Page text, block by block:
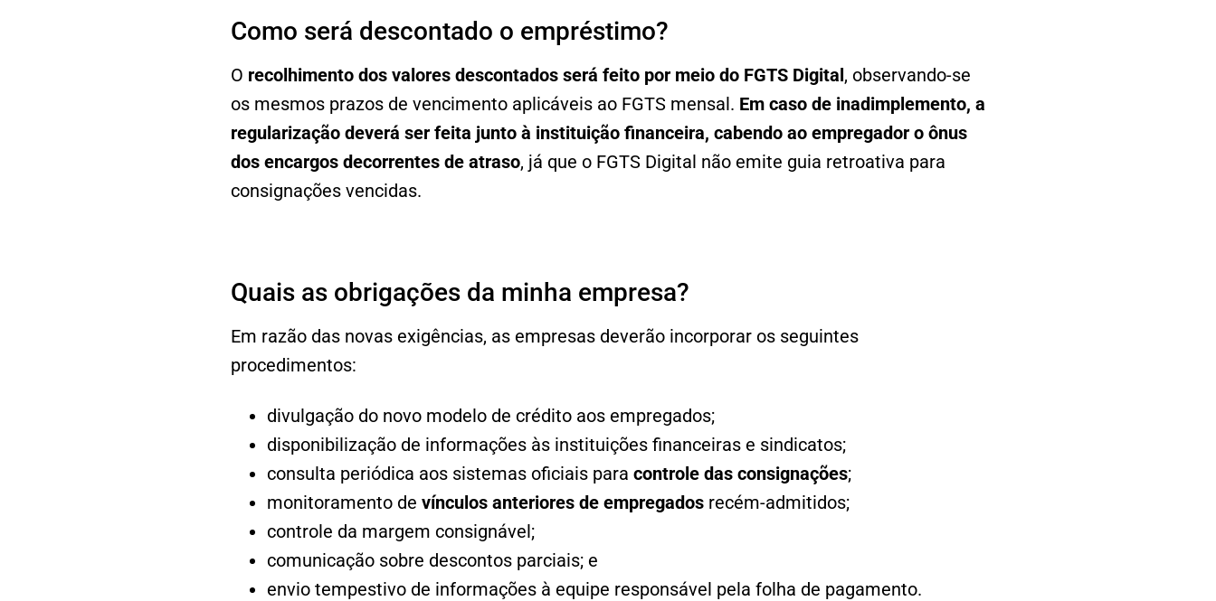
Como será descontado o empréstimo?
O recolhimento dos valores descontados será feito por meio do FGTS Digital, observando-se
os mesmos prazos de vencimento aplicáveis ao FGTS mensal. Em caso de inadimplemento, a
regularização deverá ser feita junto à instituição financeira, cabendo ao empregador o ônus
dos encargos decorrentes de atraso, já que o FGTS Digital não emite guia retroativa para
consignações vencidas.
Quais as obrigações da minha empresa?
Em razão das novas exigências, as empresas deverão incorporar os seguintes
procedimentos:
divulgação do novo modelo de crédito aos empregados;
disponibilização de informações às instituições financeiras e sindicatos;
consulta periódica aos sistemas oficiais para controle das consignações;
monitoramento de vínculos anteriores de empregados recém-admitidos;
controle da margem consignável;
comunicação sobre descontos parciais; e
envio tempestivo de informações à equipe responsável pela folha de pagamento.